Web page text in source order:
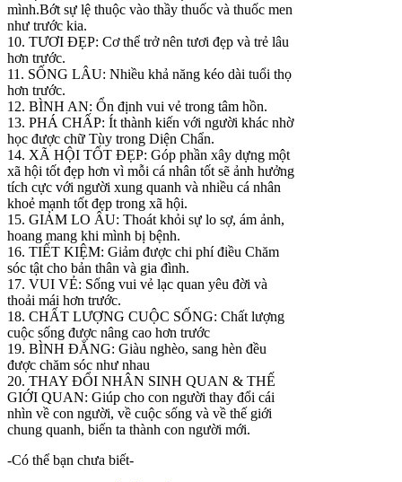
mình.Bớt sự lệ thuộc vào thầy thuốc và thuốc men
như trước kia.
10. TƯƠI ĐẸP: Cơ thể trở nên tươi đẹp và trẻ lâu
hơn trước.
11. SỐNG LÂU: Nhiều khả năng kéo dài tuổi thọ
hơn trước.
12. BÌNH AN: Ổn định vui vẻ trong tâm hồn.
13. PHÁ CHẤP: Ít thành kiến với người khác nhờ
học được chữ Tùy trong Diện Chẩn.
14. XÃ HỘI TỐT ĐẸP: Góp phần xây dựng một
xã hội tốt đẹp hơn vì mỗi cá nhân tốt sẽ ảnh hưởng
tích cực với người xung quanh và nhiều cá nhân
khoẻ mạnh tốt đẹp trong xã hội.
15. GIẢM LO ÂU: Thoát khỏi sự lo sợ, ám ảnh,
hoang mang khi mình bị bệnh.
16. TIẾT KIỆM: Giảm được chi phí điều Chăm
sóc tật cho bản thân và gia đình.
17. VUI VẺ: Sống vui vẻ lạc quan yêu đời và
thoải mái hơn trước.
18. CHẤT LƯỢNG CUỘC SỐNG: Chất lượng
cuộc sống được nâng cao hơn trước
19. BÌNH ĐẲNG: Giàu nghèo, sang hèn đều
được chăm sóc như nhau
20. THAY ĐỔI NHÂN SINH QUAN & THẾ
GIỚI QUAN: Giúp cho con người thay đổi cái
nhìn về con người, về cuộc sống và về thế giới
chung quanh, biến ta thành con người mới.
-Có thể bạn chưa biết-